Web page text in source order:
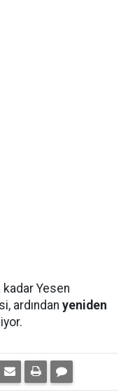
Yesen
ardından yeniden